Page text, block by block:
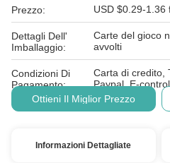
Prezzo: USD $0.29-
Dettagli Dell'
Imballaggio:
Carte del gioco
avvolti
Condizioni Di
Pagamento:
Carta di credito,
Paypal, E-
Ottieni Il Miglior Prezzo
Informazioni Dettagliate